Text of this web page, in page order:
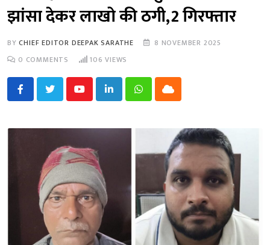
झांसा देकर लाखो की ठगी,2 गिरफ्तार
BYCHIEF EDITOR DEEPAK SARATHE
8 NOVEMBER 2025
0 COMMENTS 106 VIEWS
YoutubeLinkedInWhatsappCloud